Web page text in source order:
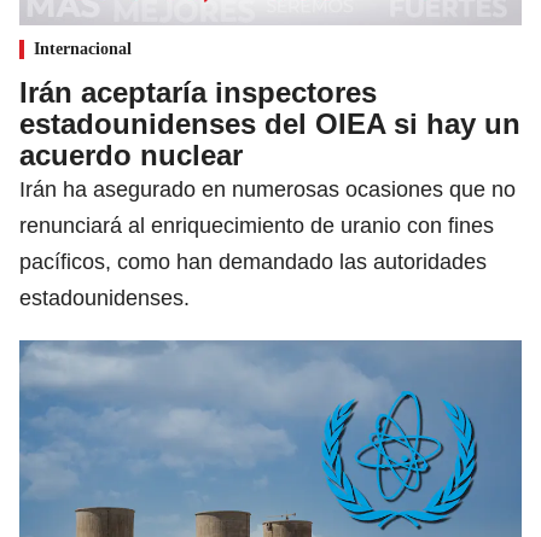
Internacional
Irán aceptaría inspectores
estadounidenses del OIEA si hay un
acuerdo nuclear
Irán ha asegurado en numerosas ocasiones que no
renunciará al enriquecimiento de uranio con fines
pacíficos, como han demandado las autoridades
estadounidenses.